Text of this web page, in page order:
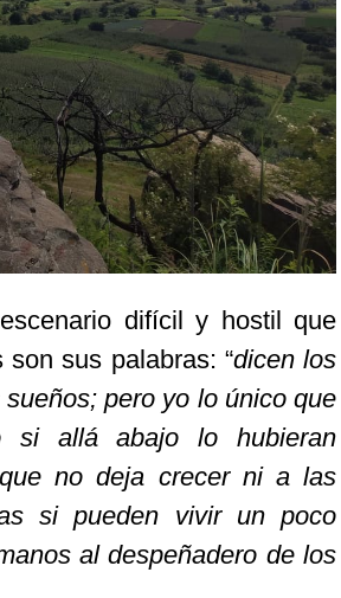
difícil y hostil que
sus palabras: “dicen los
pero yo lo único que
si allá abajo lo hubieran
no deja crecer ni a las
si pueden vivir un poco
al despeñadero de los